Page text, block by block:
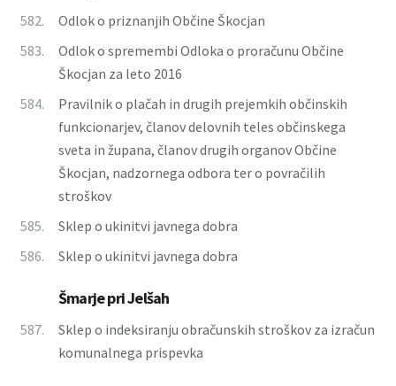
582.
Odlok o priznanjih Občine Škocjan
583.
Odlok o spremembi Odloka o proračunu Občine
Škocjan za leto 2016
584.
Pravilnik o plačah in drugih prejemkih občinskih
funkcionarjev, članov delovnih teles občinskega
sveta in župana, članov drugih organov Občine
Škocjan, nadzornega odbora ter o povračilih
stroškov
585.
Sklep o ukinitvi javnega dobra
586.
Sklep o ukinitvi javnega dobra
Šmarje pri Jelšah
587.
Sklep o indeksiranju obračunskih stroškov za izračun
komunalnega prispevka